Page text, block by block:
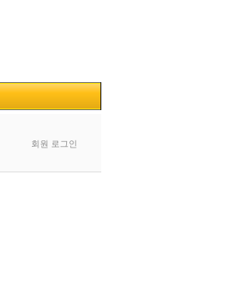
회원 로그인